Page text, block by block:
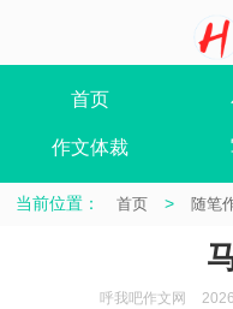
首页
作文体裁
当前位置： 首页 > 随笔
呼我吧作文网